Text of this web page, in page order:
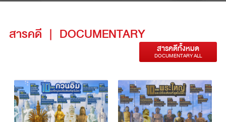
สารคดี | DOCUMENTARY
สารคดีทั้งหมด
DOCUMENTARY ALL